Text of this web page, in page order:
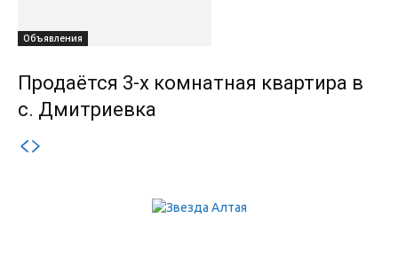
Объявления
Продаётся 3-х комнатная квартира в
с. Дмитриевка